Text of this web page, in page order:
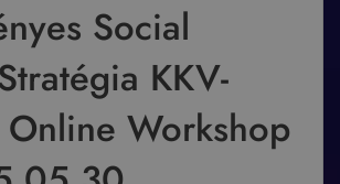
Social
KKV-
Workshop